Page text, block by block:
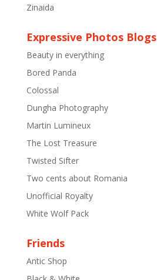
Zinaida
Expressive Photos Blogs
Beauty in everything
Bored Panda
Colossal
Dungha Photography
Martin Lumineux
The Lost Treasure
Twisted Sifter
Two cents about Romania
Unofficial Royalty
White Wolf Pack
Friends
Antic Shop